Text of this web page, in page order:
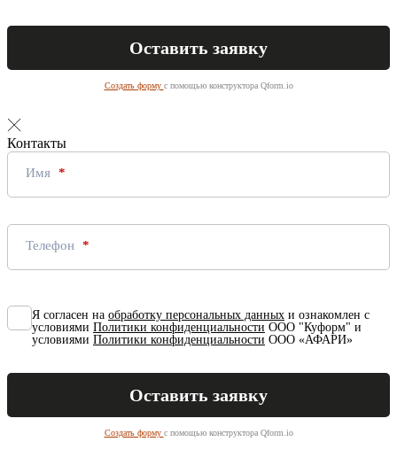
Создать форму с помощью конструктора Qform.io
Контакты
Имя
Телефон
Я согласен на обработку персональных данных и ознакомлен с
условиями Политики конфиденциальности ООО "Куформ" и
условиями Политики конфиденциальности ООО «АФАРИ»
Создать форму с помощью конструктора Qform.io